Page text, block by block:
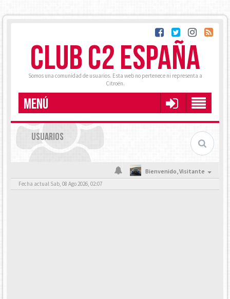
CLUB C2 ESPAÑA
Somos una comunidad de usuarios. Esta web no pertenece ni representa a
Citroën.
MENÚ
USUARIOS
Bienvenido,Visitante
Fecha actual Sab, 08 Ago 2026, 02:07